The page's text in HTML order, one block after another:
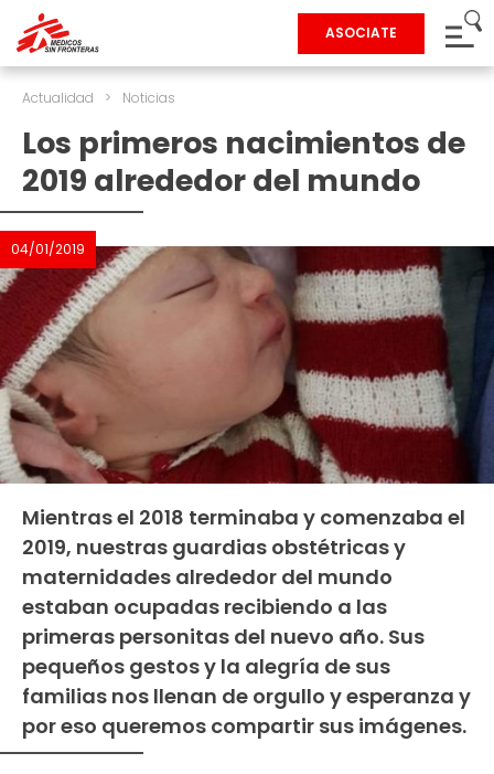
ASOCIATE
Actualidad > Noticias
Los primeros nacimientos de
2019 alrededor del mundo
04/01/2019
Mientras el 2018 terminaba y comenzaba el
2019, nuestras guardias obstétricas y
maternidades alrededor del mundo
estaban ocupadas recibiendo a las
primeras personitas del nuevo año. Sus
pequeños gestos y la alegría de sus
familias nos llenan de orgullo y esperanza y
por eso queremos compartir sus imágenes.